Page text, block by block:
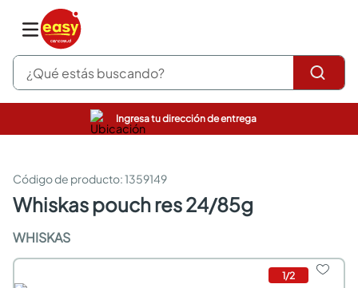
¿Qué estás buscando?
Ingresa tu dirección de entrega
:1359149
whiskas pouch res 24/85g
WHISKAS
1/2
pinturas
sanitarios
comedor
pisos
armarios closet
comedores